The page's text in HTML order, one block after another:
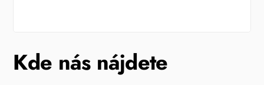
Kde nás nájdete